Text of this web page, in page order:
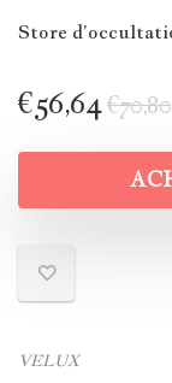
Store
€70,80
€56,64
VELUX